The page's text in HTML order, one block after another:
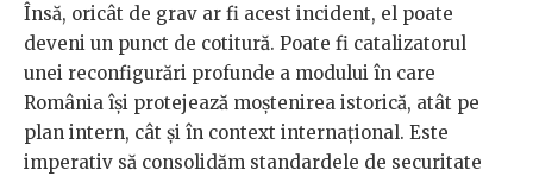
Însă, oricât de grav ar fi acest incident, el poate
deveni un punct de cotitură. Poate fi catalizatorul
unei reconfigurări profunde a modului în care
România își protejează moștenirea istorică, atât pe
plan intern, cât și în context internațional. Este
imperativ să consolidăm standardele de securitate